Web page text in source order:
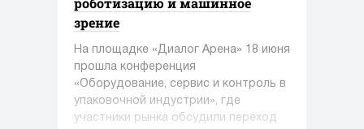
зрение
На площадке «Диалог Арена» 18 июня
прошла конференция
«Оборудование, сервис и контроль в
упаковочной индустрии», где
участники рынка обсудили переход